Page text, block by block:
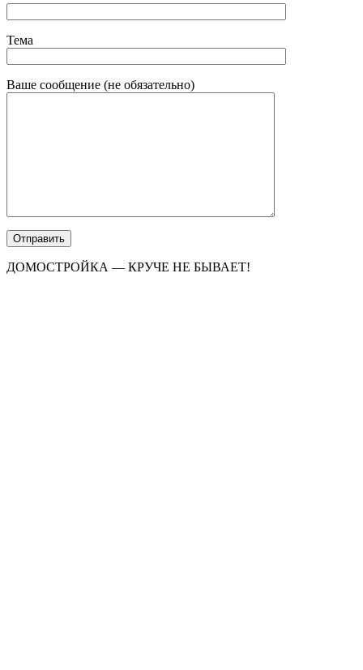
Тема
Ваше сообщение (не обязательно)
ДОМОСТРОЙКА — КРУЧЕ НЕ БЫВАЕТ!